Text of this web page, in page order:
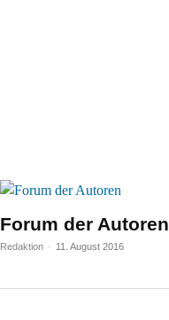
Forum der Autoren
Redaktion - 11. August 2016